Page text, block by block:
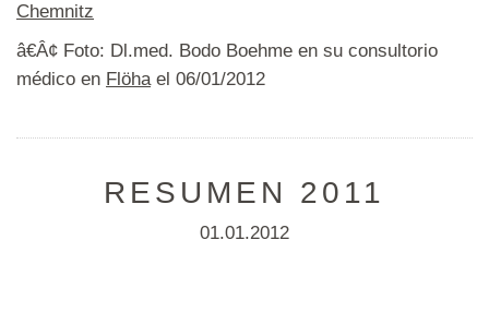
Chemnitz
â€Â¢ Foto: Dl.med. Bodo Boehme en su consultorio
médico en Flöhael 06/01/2012
RESUMEN 2011
01.01.2012